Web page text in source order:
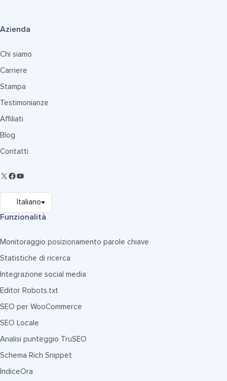
Azienda
Chi siamo
Carriere
Stampa
Testimonianze
Affiliati
Blog
Contatti
Funzionalità
Monitoraggio posizionamento parole chiave
Statistiche di ricerca
Integrazione social media
Editor Robots.txt
SEO per WooCommerce
SEO Locale
Analisi punteggio TruSEO
Schema Rich Snippet
IndiceOra